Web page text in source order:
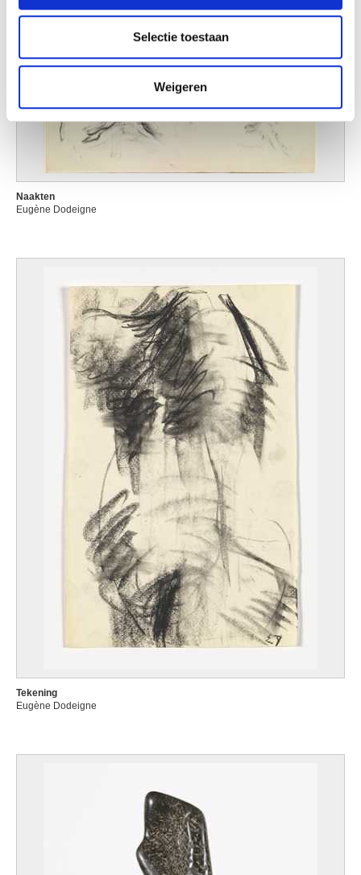
partners voor social media, adverteren en analyse. Deze
verzameld op basis van uw gebruik van hun services.
Selectie toestaan
Weigeren
Naakten
Eugène Dodeigne
Tekening
Eugène Dodeigne